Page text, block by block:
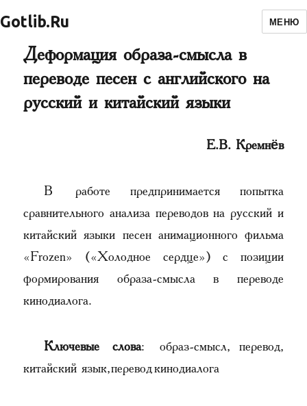
Gotlib.Ru МЕНЮ
Деформация образа-смысла в
переводе песен с английского на
русский и китайский языки
Е.В. Кремнёв
В работе предпринимается попытка
сравнительного анализа переводов на русский и
китайский языки песен анимационного фильма
«Frozen» («Холодное сердце») с позиции
формирования образа-смысла в переводе
кинодиалога.
Ключевые слова: образ-смысл, перевод,
китайский язык, перевод кинодиалога